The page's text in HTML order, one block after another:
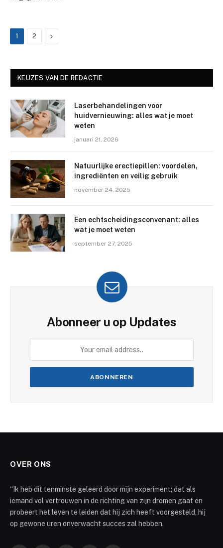
1 2 Next
KEUZES VAN DE REDACTIE
Laserbehandelingen voor
huidvernieuwing: alles wat je moet
weten
januari 21, 2026
Natuurlijke erectiepillen: voordelen,
ingrediënten en veilig gebruik
november 24, 2025
Een echtscheidingsconvenant: alles
wat je moet weten
september 27, 2025
Abonneer u op Updates
OVER ONS
“Ik heb dit tenminste geleerd door mijn experiment; dat als
iemand vol vertrouwen in de richting van zijn dromen gaat en
probeert het leven te leiden dat hij zich heeft voorgesteld, hij
op gewone uren onverwacht succes zal hebben.